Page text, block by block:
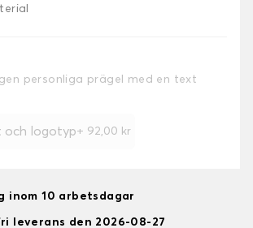
personliga prägel med en text
och logotyp+ 92,00 kr
inom 10 arbetsdagar
leverans den 2026-08-27